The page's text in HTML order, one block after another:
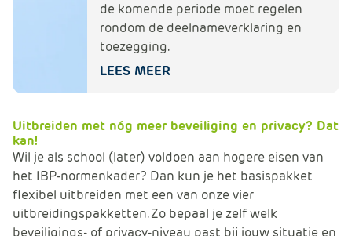
de komende periode moet regelen
rondom de deelnameverklaring en
toezegging.
LEES MEER
Uitbreiden met nóg meer beveiliging en privacy? Dat
kan!
Wil je als school (later) voldoen aan hogere eisen van
het IBP-normenkader? Dan kun je het basispakket
flexibel uitbreiden met een van onze vier
uitbreidingspakketten. Zo bepaal je zelf welk
beveiligings- of privacy-niveau past bij jouw situatie en